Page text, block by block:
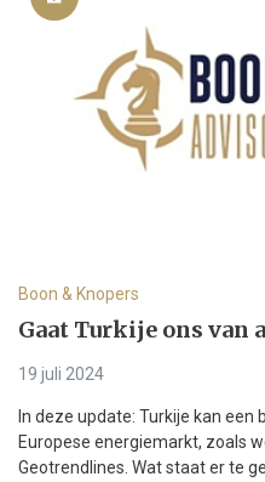
Boon & Knopers
Gaat Turkije ons van
19 juli 2024
In deze update: Turkije kan een
Europese energiemarkt, zoals
Geotrendlines. Wat staat er te